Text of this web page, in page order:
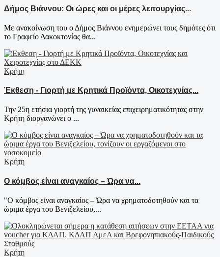
Δήμος Βιάννου: Οι ώρες και οι μέρες λειτουργίας...
Με ανακοίνωση του ο Δήμος Βιάννου ενημερώνει τους δημότες ότι
το Γραφείο Δακοκτονίας θα...
Κρήτη
Έκθεση - Γιορτή με Κρητικά Προϊόντα, Οικοτεχνίας...
Την 25η ετήσια γιορτή της γυναικείας επιχειρηματικότητας στην
Κρήτη διοργανώνει ο ...
Κρήτη
Ο κόμβος είναι αναγκαίος – Ώρα να...
"Ο κόμβος είναι αναγκαίος – Ώρα να χρηματοδοτηθούν και τα
ώριμα έργα του Βενιζελείου,...
Κρήτη